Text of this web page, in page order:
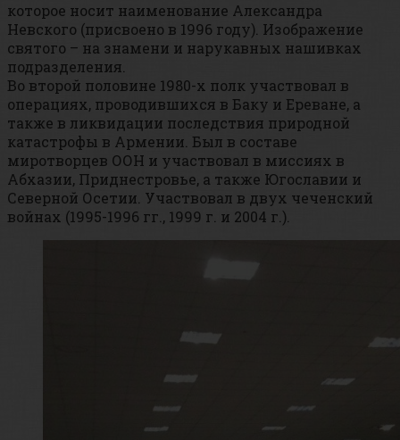
которое носит наименование Александра
Невского (присвоено в 1996 году). Изображение
святого – на знамени и нарукавных нашивках
подразделения.
Во второй половине 1980-х полк участвовал в
операциях, проводившихся в Баку и Ереване, а
также в ликвидации последствия природной
катастрофы в Армении. Был в составе
миротворцев ООН и участвовал в миссиях в
Абхазии, Приднестровье, а также Югославии и
Северной Осетии. Участвовал в двух чеченский
войнах (1995-1996 гг., 1999 г. и 2004 г.).